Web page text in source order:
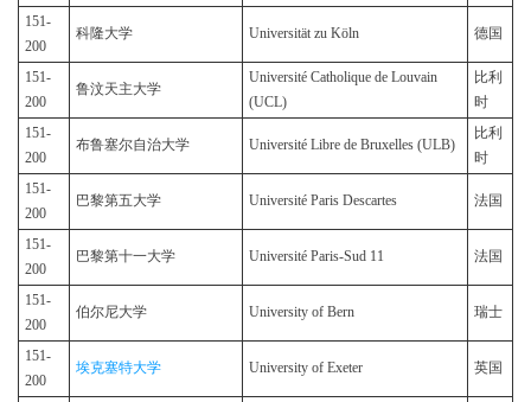
151-
200
科隆大学 Universität zu Köln 德国
151-
200
鲁汶天主大学
Université Catholique de Louvain
(UCL)
比利
时
151-
200
布鲁塞尔自治大学 Université Libre de Bruxelles (ULB)
比利
时
151-
200
巴黎第五大学 Université Paris Descartes 法国
151-
200
巴黎第十一大学 Université Paris-Sud 11 法国
151-
200
伯尔尼大学 University of Bern 瑞士
151-
200
埃克塞特大学 University of Exeter 英国